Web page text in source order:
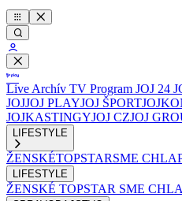
Live Archív TV Program JOJ 24
JOJJOJ PLAYJOJ ŠPORTJOJKO
JOJKASTINGYJOJ CZJOJ
LIFESTYLE
ŽENSKÉTOPSTARSME
LIFESTYLE
ŽENSKÉ TOPSTAR SME